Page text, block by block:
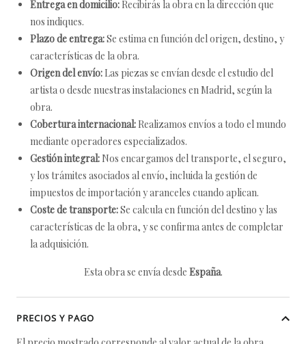
Entrega en domicilio: Recibirás la obra en la dirección que
nos indiques.
Plazo de entrega:Se estima en función del origen, destino, y
características de la obra.
Origen del envío: Las piezas se envían desde el estudio del
artista o desde nuestras instalaciones en Madrid, según la
obra.
Cobertura internacional: Realizamos envíos a todo el mundo
mediante operadores especializados.
Gestión integral: Nos encargamos del transporte, el seguro,
y los trámites asociados al envío, incluida la gestión de
impuestos de importación y aranceles cuando aplican.
Coste de transporte:Se calcula en función del destino y las
características de la obra, y se confirma antes de completar
la adquisición.
Esta obra se envía desde España.
PRECIOS Y PAGO